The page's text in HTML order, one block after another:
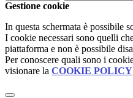
Gestione cookie
In questa schermata è possibile
I cookie necessari sono quelli
piattaforma e non è possibile
Per conoscere quali sono i
visionare la COOKIE POLICY